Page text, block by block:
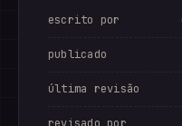
escrito por
publicado
última revisão